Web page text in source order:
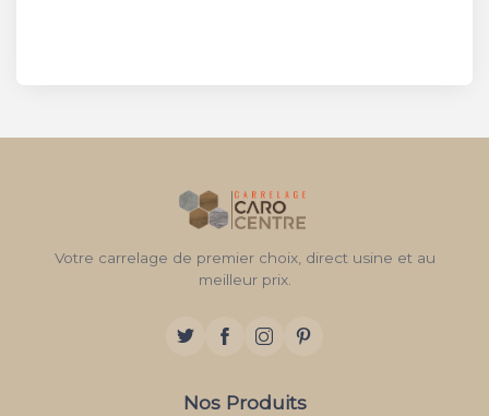
Votre carrelage de premier choix, direct usine et au
meilleur prix.
Nos Produits